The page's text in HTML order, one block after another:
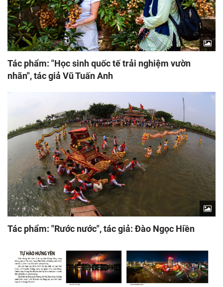
Tác phẩm: "Học sinh quốc tế trải nghiệm vườn
nhãn", tác giả Vũ Tuấn Anh
Tác phẩm: "Rước nước", tác giả: Đào Ngọc Hiền